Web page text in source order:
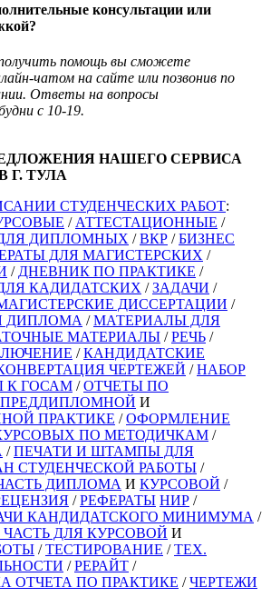
консультации или
помощь вы сможете
чатом на сайте или позвонив по
Ответы на вопросы
с 10-19.
НАШЕГО СЕРВИСА
Г. ТУЛА
СТУДЕНЧЕСКИХ РАБОТ:
/ АТТЕСТАЦИОННЫЕ /
ДИПЛОМНЫХ /ВКР /БИЗНЕС
ДЛЯ МАГИСТЕРСКИХ /
/ ДНЕВНИК ПО ПРАКТИКЕ /
КАДИДАТСКИХ /ЗАДАЧИ /
ДИССЕРТАЦИИ /
ДИПЛОМА /МАТЕРИАЛЫ ДЛЯ
МАТЕРИАЛЫ /РЕЧЬ /
/КАНДИДАТСКИЕ
ЧЕРТЕЖЕЙ /НАБОР
К ГОСАМ /ОТЧЕТЫ ПО
ПРЕДДИПЛОМНОЙ И
ПРАКТИКЕ /ОФОРМЛЕНИЕ
ПО МЕТОДИЧКАМ /
/ПЕЧАТИ И ШТАМПЫ ДЛЯ
СТУДЕНЧЕСКОЙ РАБОТЫ /
ДИПЛОМА И КУРСОВОЙ /
/РЕФЕРАТЫ НИР /
КАНДИДАТСКОГО МИНИМУМА /
ДЛЯ КУРСОВОЙ И
/ТЕСТИРОВАНИЕ /ТЕХ.
/РЕРАЙТ /
ОТЧЕТА ПО ПРАКТИКЕ /ЧЕРТЕЖИ